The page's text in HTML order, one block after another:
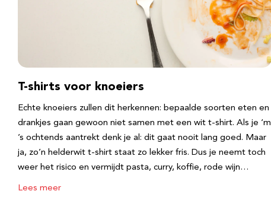
T-shirts voor knoeiers
Echte knoeiers zullen dit herkennen: bepaalde soorten eten en
drankjes gaan gewoon niet samen met een wit t-shirt. Als je ‘m
’s ochtends aantrekt denk je al: dit gaat nooit lang goed. Maar
ja, zo’n helderwit t-shirt staat zo lekker fris. Dus je neemt toch
weer het risico en vermijdt pasta, curry, koffie, rode wijn…
Lees meer